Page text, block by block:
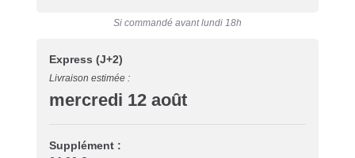
Si commandé avant lundi 18h
Express (J+2)
Livraison estimée :
mercredi 12 août
Supplément :